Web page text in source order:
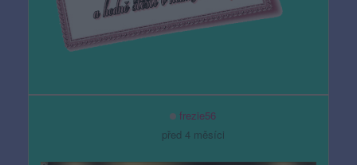
frezie56
před 4 měsíci